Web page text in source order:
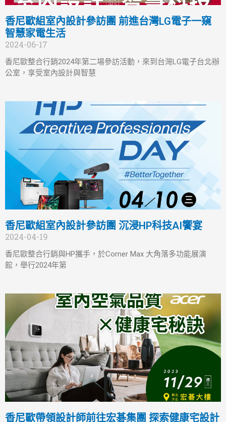
香尼歐組室內設計參訪團 前進台灣LG電子一窺
智慧家電生活
2024-06-17
香尼歐整合行銷2024年第二場參訪活動，來到台灣LG電子台北辦
公室，享受室內設計與智慧
香尼歐組室內設計參訪團 沉浸HP科技AI饗宴
2024-04-19
香尼歐整合行銷與HP攜手，於Corner Max 大角落多功能展演
館，舉行2024年第
香尼歐帶領設計師前往宏碁集團 探索健康宅設計